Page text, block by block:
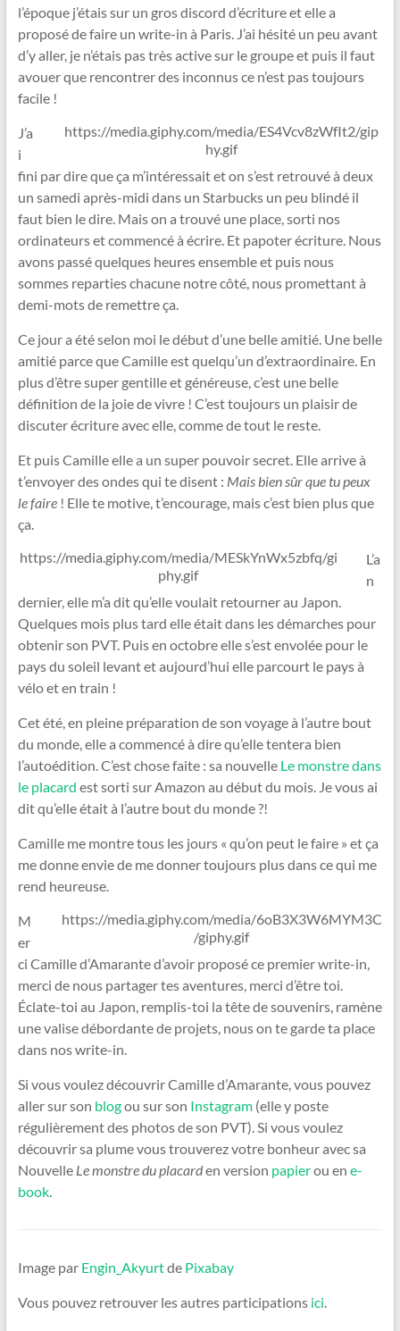
l’époque j’étais sur un gros discord d’écriture et elle a
proposé de faire un write-in à Paris. J’ai hésité un peu avant
d’y aller, je n’étais pas très active sur le groupe et puis il faut
avouer que rencontrer des inconnus ce n’est pas toujours
facile !
https://media.giphy.com/media/ES4Vcv8zWfIt2/gip
hy.gif
J’a
i
fini par dire que ça m’intéressait et on s’est retrouvé à deux
un samedi après-midi dans un Starbucks un peu blindé il
faut bien le dire. Mais on a trouvé une place, sorti nos
ordinateurs et commencé à écrire. Et papoter écriture. Nous
avons passé quelques heures ensemble et puis nous
sommes reparties chacune notre côté, nous promettant à
demi-mots de remettre ça.
Ce jour a été selon moi le début d’une belle amitié. Une belle
amitié parce que Camille est quelqu’un d’extraordinaire. En
plus d’être super gentille et généreuse, c’est une belle
définition de la joie de vivre ! C’est toujours un plaisir de
discuter écriture avec elle, comme de tout le reste.
Et puis Camille elle a un super pouvoir secret. Elle arrive à
t’envoyer des ondes qui te disent : Mais bien sûr que tu peux
le faire ! Elle te motive, t’encourage, mais c’est bien plus que
ça.
https://media.giphy.com/media/MESkYnWx5zbfq/gi
phy.gif
L’a
n
dernier, elle m’a dit qu’elle voulait retourner au Japon.
Quelques mois plus tard elle était dans les démarches pour
obtenir son PVT. Puis en octobre elle s’est envolée pour le
pays du soleil levant et aujourd’hui elle parcourt le pays à
vélo et en train !
Cet été, en pleine préparation de son voyage à l’autre bout
du monde, elle a commencé à dire qu’elle tentera bien
l’autoédition. C’est chose faite : sa nouvelle Le monstre dans
le placard est sorti sur Amazon au début du mois. Je vous ai
dit qu’elle était à l’autre bout du monde ?!
Camille me montre tous les jours « qu’on peut le faire » et ça
me donne envie de me donner toujours plus dans ce qui me
rend heureuse.
https://media.giphy.com/media/6oB3X3W6MYM3C
/giphy.gif
M
er
ci Camille d’Amarante d’avoir proposé ce premier write-in,
merci de nous partager tes aventures, merci d’être toi.
Éclate-toi au Japon, remplis-toi la tête de souvenirs, ramène
une valise débordante de projets, nous on te garde ta place
dans nos write-in.
Si vous voulez découvrir Camille d’Amarante, vous pouvez
aller sur son blogou sur son Instagram(elle y poste
régulièrement des photos de son PVT). Si vous voulez
découvrir sa plume vous trouverez votre bonheur avec sa
Nouvelle Le monstre du placarden version papierou en e-
book.
Image par Engin_Akyurtde Pixabay
Vous pouvez retrouver les autres participations ici